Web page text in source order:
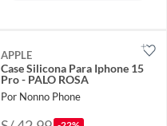
APPLE
Case Silicona Para Iphone 15
Pro - PALO ROSA
Por Nonno Phone